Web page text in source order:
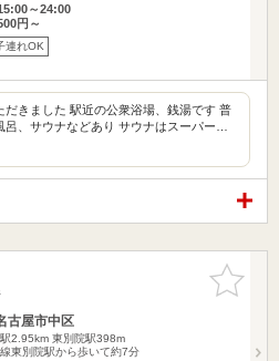
～24:00
円～
連れOK
だきました 駅近の公衆浴場、銭湯です 普
呂、サウナなどあり サウナはスーパー…
お気に入
りに追加
古屋市中区
2.95km 東別院駅398m
東別院駅から歩いて約7分